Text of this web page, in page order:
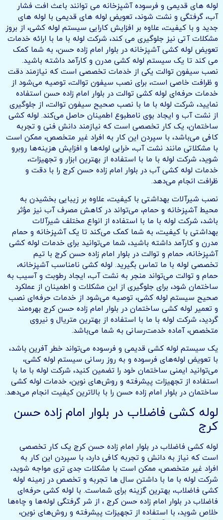
لوله های قدیمی و فرسوده آشپزخانه می توانند باعث افت فشار
آب، گرفتگی و نشت شوند، تعویض لوله های قدیمی با لوله های
جدید و با کیفیت، علاوه بر افزایش کارایی سیستم لوله کشی، از بروز
مشکلات آتی نیز جلوگیری می کند، شرکت لوله با ما با ارائه خدمات
تعویض لوله کشی آشپزخانه در بلوار امام زاده حسن، به شما کمک
می کند تا یک سیستم لوله کشی مدرن و کارآمد داشته باشید.
نصب سیفون توالت یکی از خدمات تخصصی است که نیازمند دقت
و ظرافت خاصی است، برای نصب سیفون توالت، توصیه می‌شود از
خدمات حرفه‌ای لوله کشی توالت در بلوار امام زاده حسن استفاده
نمایید، شرکت لوله با ما با نصب صحیح سیفون توالت، از جلوگیری
از نشت آب و ایجاد بوی نامطبوع اطمینان حاصل می‌کند. لوله کشی
ساختمان، یک کار تخصصی است که نیازمند دانش فنی و تجربه
کافی می‌باشد، با سپردن این کار به افراد غیر متخصص، ممکن است
با مشکلاتی مانند نشت آب، خرابی لوله‌ها و افزایش هزینه‌ها روبرو
شوید، شرکت لوله با ما با استفاده از بهترین ابزار و تجهیزات،
خدمات لوله کشی آب در بلوار امام زاده حسن کرج را با دقت و
ظرافت انجام می‌دهد.
نصب شیرآلات بهداشتی با کیفیت، علاوه بر زیبایی بخشیدن به
محیط آشپزخانه و حمام، می‌تواند در کاهش مصرف آب نیز مؤثر
باشد، شرکت لوله با ما با استفاده از انواع مختلف شیرآلات
بهداشتی با کیفیت، به شما کمک می‌کند تا یک آشپزخانه و حمام
مدرن و کارآمد داشته باشید، شما می‌توانید برای خدمات لوله‌ کشی
آشپزخانه، حمام و توالت در بلوار امام زاده حسن کرج با تیم
تخصصی لوله با ما تماس بگیرید. لوله کشی نامناسب آشپزخانه،
حمام و توالت می‌تواند منجر به نشت آب، ایجاد رطوبت و آسیب به
ساختمان شود، برای جلوگیری از این مشکلات و اطمینان از عملکرد
صحیح سیستم لوله کشی، توصیه می‌شود از خدمات حرفه‌ای نصب
و تعمیر لوله کشی ساختمان در بلوار امام زاده حسن کرج بهره‌مند
گردید، شرکت لوله با ما با استفاده از بهترین متریال و نیروی
متخصص، آماده خدمت‌رسانی به شما می‌باشد.
یک سیستم لوله کشی قدیمی و فرسوده می‌تواند خطر آفرین باشد،
با تعویض لوله‌های فرسوده و به روز رسانی سیستم لوله کشی،
می‌توانید ایمنی ساختمان خود را تضمین کنید، شرکت لوله با ما با
استفاده از تجهیزات پیشرفته و روش‌های نوین، خدمات لوله کشی
ساختمان در بلوار امام زاده حسن را با بالاترین کیفیت انجام می‌دهد.
لوله کشی فاضلاب در بلوار امام زاده حسن
کرج
لوله کشی فاضلاب در بلوار امام زاده حسن کرج یک کار تخصصی
است که نیاز به دانش و تجربه کافی دارد، با سپردن این کار به
افراد غیر متخصص، ممکن است با مشکلات جدی تری مواجه شوید،
شرکت لوله با ما با داشتن سال ها تجربه و تخصص در زمینه لوله
کشی فاضلاب، بهترین گزینه برای شماست. با لوله کشی حرفه‌ای
فاضلاب در بلوار امام زاده حسن کرج ، از شر گرفتگی لوله‌ها و چاه‌ها
خلاص شوید، با استفاده از تجهیزات پیشرفته و روش‌های نوین،